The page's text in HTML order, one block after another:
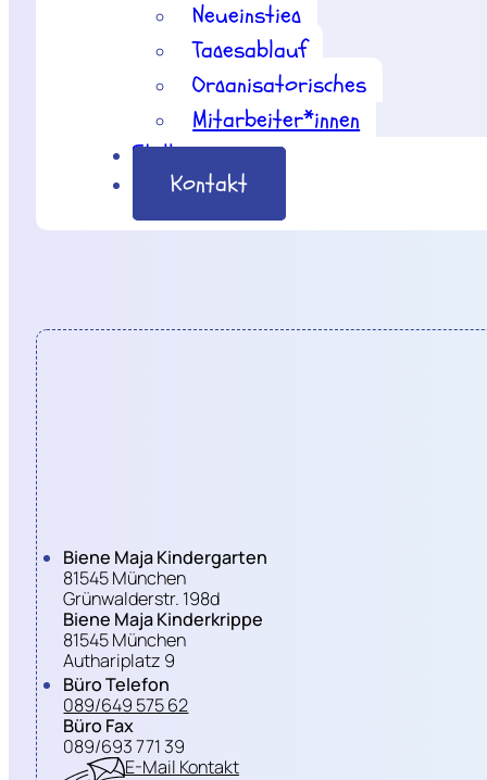
Neueinstieg
Tagesablauf
Organisatorisches
Mitarbeiter*innen
Stellenangebote
Kontakt
Biene Maja Kindergarten
81545 München
Grünwalderstr. 198d
Biene Maja Kinderkrippe
81545 München
Authariplatz 9
Büro Telefon
089/649 575 62
Büro Fax
089/693 771 39
E-Mail Kontakt